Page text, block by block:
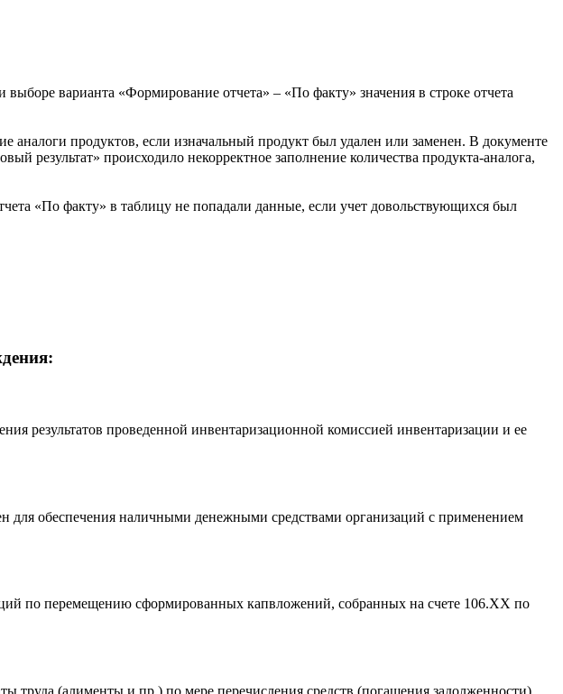
варианта «Формирование отчета» – «По факту» значения в строке отчета
продуктов, если изначальный продукт был удален или заменен. В документе
результат» происходило некорректное заполнение количества продукта-аналога,
«По факту» в таблицу не попадали данные, если учет довольствующихся был
результатов проведенной инвентаризационной комиссией инвентаризации и ее
обеспечения наличными денежными средствами организаций с применением
по перемещению сформированных капвложений, собранных на счете 106.ХХ по
труда (алименты и пр.) по мере перечисления средств (погашения задолженности)